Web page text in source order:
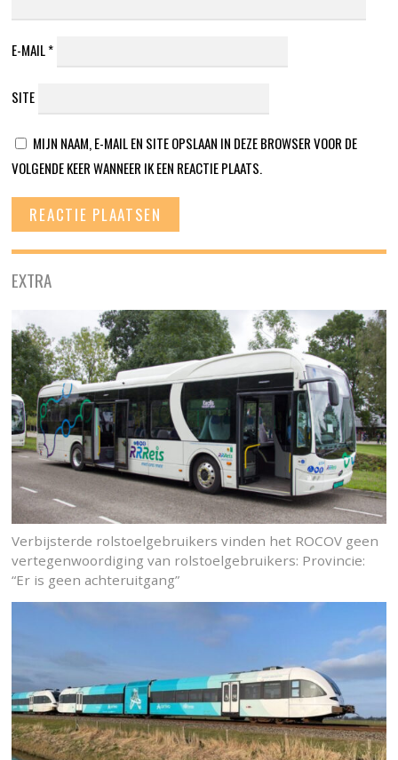
E-MAIL*
SITE
MIJN NAAM, E-MAIL EN SITE OPSLAAN IN DEZE BROWSER VOOR DE
VOLGENDE KEER WANNEER IK EEN REACTIE PLAATS.
EXTRA
Verbijsterde rolstoelgebruikers vinden het ROCOV geen
vertegenwoordiging van rolstoelgebruikers: Provincie:
“Er is geen achteruitgang”